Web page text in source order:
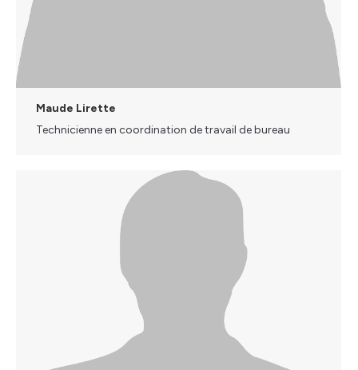
Maude Lirette
Technicienne en coordination de travail de bureau